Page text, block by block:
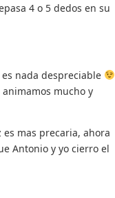
4 o 5 dedos en su
nada despreciable
mucho y
mas precaria, ahora
Antonio y yo cierro el